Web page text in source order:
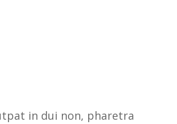
in dui non, pharetra